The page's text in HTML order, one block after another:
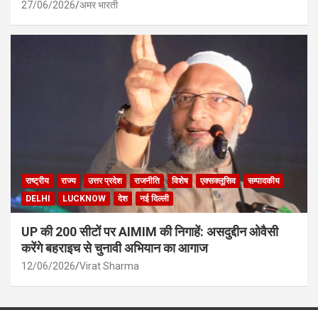
27/06/2026 अमर भारती
राष्ट्रीय राज्य उत्तर प्रदेश राजनीति विशेष एक्सक्लूसिव
सम्पादकीय
DELHI
LUCKNOW देश नई दिल्ली
UP की 200 सीटों पर AIMIM की निगाहें: असदुद्दीन ओवैसी
करेंगे बहराइच से चुनावी अभियान का आगाज
12/06/2026 Virat Sharma